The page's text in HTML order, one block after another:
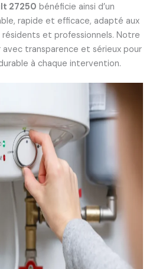
27250 bénéficie ainsi d’un
rapide et efficace, adapté aux
et professionnels. Notre
transparence et sérieux pour
à chaque intervention.